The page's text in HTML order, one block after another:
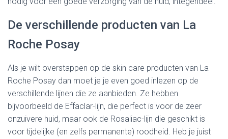
De verschillende producten van La
Roche Posay
Als je wilt overstappen op de skin care producten van La
Roche Posay dan moet je je even goed inlezen op de
verschillende lijnen die ze aanbieden. Ze hebben
bijvoorbeeld de Effaclar-lijn, die perfect is voor de zeer
onzuivere huid, maar ook de Rosaliac-lijn die geschikt is
voor tijdelijke (en zelfs permanente) roodheid. Heb je juist